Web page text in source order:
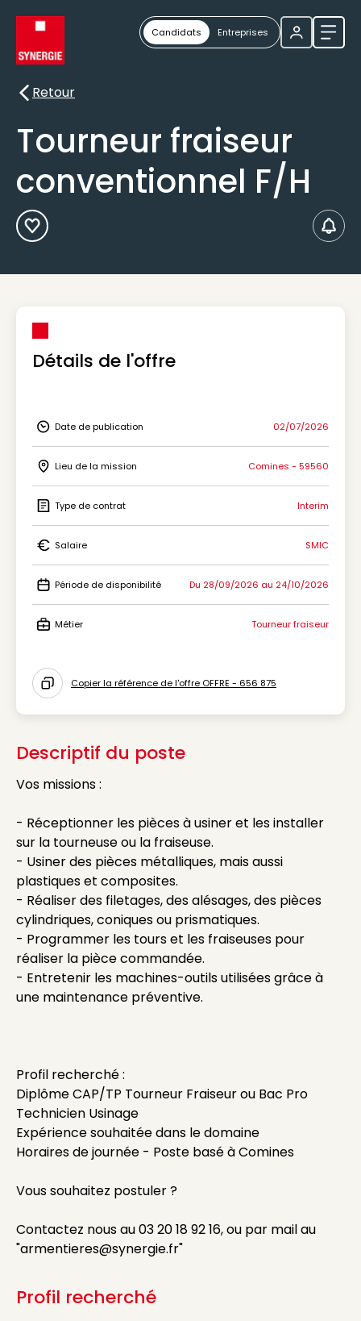
Candidats Entreprises
Retour
Retour
Tourneur fraiseur
conventionnel F/H
Ajouter aux Favoris
Détails de l'offre
Icon Date de publication
Date de publication 02/07/2026
Icon Lieu de la mission
Lieu de la mission Comines - 59560
Icon Type de contrat
Type de contrat Interim
Icon Salaire
Salaire SMIC
Icon Période de disponibilité
Période de disponibilité Du 28/09/2026 au 24/10/2026
Métier Tourneur fraiseur
Icon copy to clipboard
Copier la référence de l'offre OFFRE - 656 875
Descriptif du poste
Vos missions :
- Réceptionner les pièces à usiner et les installer
sur la tourneuse ou la fraiseuse.
- Usiner des pièces métalliques, mais aussi
plastiques et composites.
- Réaliser des filetages, des alésages, des pièces
cylindriques, coniques ou prismatiques.
- Programmer les tours et les fraiseuses pour
réaliser la pièce commandée.
- Entretenir les machines-outils utilisées grâce à
une maintenance préventive.
Profil recherché :
Diplôme CAP/TP Tourneur Fraiseur ou Bac Pro
Technicien Usinage
Expérience souhaitée dans le domaine
Horaires de journée - Poste basé à Comines
Vous souhaitez postuler ?
Contactez nous au 03 20 18 92 16, ou par mail au
"armentieres@synergie.fr"
Profil recherché